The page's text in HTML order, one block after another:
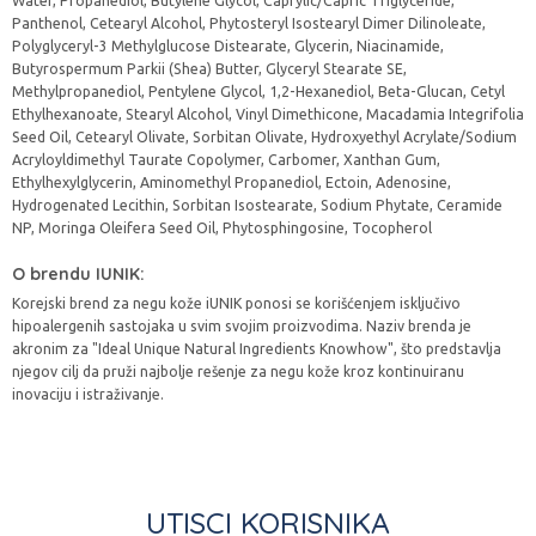
Panthenol, Cetearyl Alcohol, Phytosteryl Isostearyl Dimer Dilinoleate,
Polyglyceryl-3 Methylglucose Distearate, Glycerin, Niacinamide,
Butyrospermum Parkii (Shea) Butter, Glyceryl Stearate SE,
Methylpropanediol, Pentylene Glycol, 1,2-Hexanediol, Beta-Glucan, Cetyl
Ethylhexanoate, Stearyl Alcohol, Vinyl Dimethicone, Macadamia Integrifolia
Seed Oil, Cetearyl Olivate, Sorbitan Olivate, Hydroxyethyl Acrylate/Sodium
Acryloyldimethyl Taurate Copolymer, Carbomer, Xanthan Gum,
Ethylhexylglycerin, Aminomethyl Propanediol, Ectoin, Adenosine,
Hydrogenated Lecithin, Sorbitan Isostearate, Sodium Phytate, Ceramide
NP, Moringa Oleifera Seed Oil, Phytosphingosine, Tocopherol
O brendu IUNIK:
Korejski brend za negu kože iUNIK ponosi se korišćenjem isključivo
hipoalergenih sastojaka u svim svojim proizvodima. Naziv brenda je
akronim za "Ideal Unique Natural Ingredients Knowhow", što predstavlja
njegov cilj da pruži najbolje rešenje za negu kože kroz kontinuiranu
inovaciju i istraživanje.
UTISCI KORISNIKA